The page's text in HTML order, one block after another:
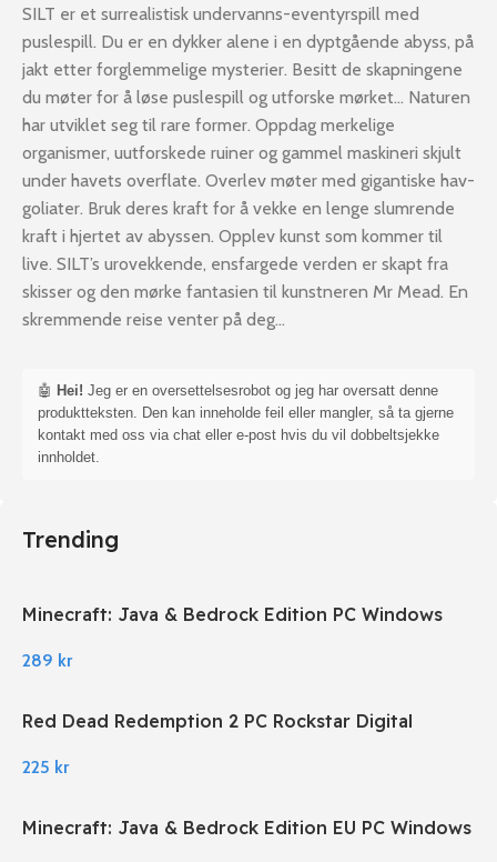
SILT er et surrealistisk undervanns-eventyrspill med
puslespill. Du er en dykker alene i en dyptgående abyss, på
jakt etter forglemmelige mysterier. Besitt de skapningene
du møter for å løse puslespill og utforske mørket… Naturen
har utviklet seg til rare former. Oppdag merkelige
organismer, uutforskede ruiner og gammel maskineri skjult
under havets overflate. Overlev møter med gigantiske hav-
goliater. Bruk deres kraft for å vekke en lenge slumrende
kraft i hjertet av abyssen. Opplev kunst som kommer til
live. SILT’s urovekkende, ensfargede verden er skapt fra
skisser og den mørke fantasien til kunstneren Mr Mead. En
skremmende reise venter på deg…
🤖 Hei! Jeg er en oversettelsesrobot og jeg har oversatt denne
produktteksten. Den kan inneholde feil eller mangler, så ta gjerne
kontakt med oss via chat eller e-post hvis du vil dobbeltsjekke
innholdet.
Trending
Minecraft: Java & Bedrock Edition PC Windows
289 kr
Red Dead Redemption 2 PC Rockstar Digital
225 kr
Minecraft: Java & Bedrock Edition EU PC Windows